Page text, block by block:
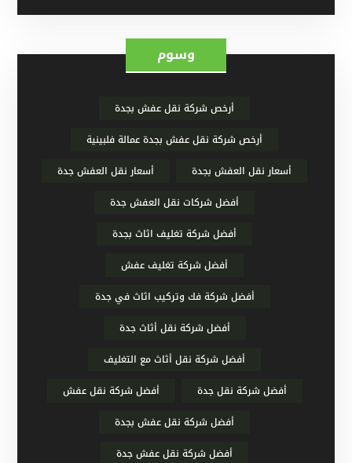
وسوم
أرخص شركة نقل عفش بجدة
أرخص شركة نقل عفش بجدة عمالة فلبينية
أسعار نقل العفش بجدة
أسعار نقل العفش جدة
أفضل شركات نقل العفش جدة
أفضل شركة تغليف اثاث بجدة
أفضل شركة تغليف عفش
أفضل شركة فك وتركيب اثاث في جدة
أفضل شركة نقل أثاث جدة
أفضل شركة نقل أثاث مع التغليف
أفضل شركة نقل جدة
أفضل شركة نقل عفش
أفضل شركة نقل عفش بجدة
أفضل شركة نقل عفش جدة